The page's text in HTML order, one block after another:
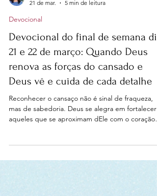
21 de mar.
5 min de leitura
Devocional
Devocional do final de semana dia
21 e 22 de março: Quando Deus
renova as forças do cansado e
mas de sabedoria. Deus se alegra em fortalecer
aqueles que se aproximam dEle com o coração
de nós, Ele não se cansa, não se distrai e não